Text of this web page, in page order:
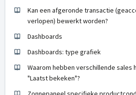
Kan een afgeronde transactie
verlopen) bewerkt worden?
Dashboards
Dashboards: type grafiek
Waarom hebben verschillende
"Laatst bekeken"?